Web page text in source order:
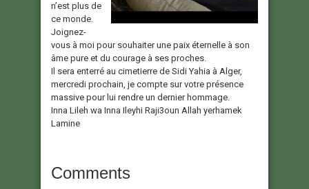
n’est plus de
ce monde.
Joignez-
vous à moi pour souhaiter une paix éternelle à son
âme pure et du courage à ses proches.
Il sera enterré au cimetierre de Sidi Yahia à Alger,
mercredi prochain, je compte sur votre présence
massive pour lui rendre un dernier hommage.
Inna Lileh wa Inna Ileyhi Raji3oun Allah yerhamek
Lamine
Comments